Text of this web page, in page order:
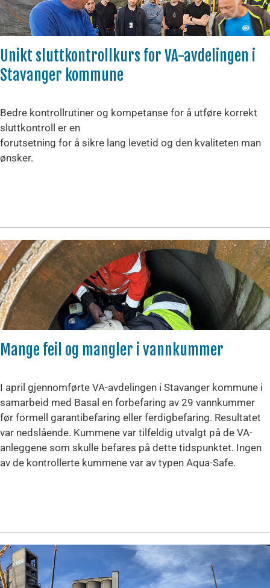
Unikt sluttkontrollkurs for VA-avdelingen i
Stavanger kommune
Bedre kontrollrutiner og kompetanse for å utføre korrekt
sluttkontroll er en
forutsetning for å sikre lang levetid og den kvaliteten man
ønsker.
Mange feil og mangler i vannkummer
I april gjennomførte VA-avdelingen i Stavanger kommune i
samarbeid med Basal en forbefaring av 29 vannkummer
før formell garantibefaring eller ferdigbefaring. Resultatet
var nedslående. Kummene var tilfeldig utvalgt på de VA-
anleggene som skulle befares på dette tidspunktet. Ingen
av de kontrollerte kummene var av typen Aqua-Safe.